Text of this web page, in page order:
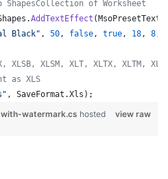
of Worksheet
.AddTextEffect (
Black" , 50, false, true, 18, 8,
XLSM, XLT, XLTX, XLTM,
as XLS
, SaveFormat .Xls ) ;
view raw
watermark.cs hosted